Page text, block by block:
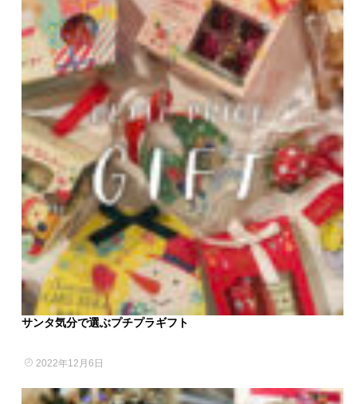
サンタ気分で選ぶプチプラギフト
2022年12月6日